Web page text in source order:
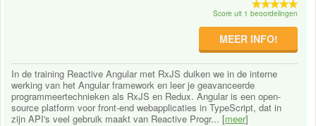
Score uit 1 beoordelingen
MEER INFO!
In de training Reactive Angular met RxJS duiken we in de interne
werking van het Angular framework en leer je geavanceerde
programmeertechnieken als RxJS en Redux. Angular is een open-
source platform voor front-end webapplicaties in TypeScript, dat in
zijn API's veel gebruik maakt van Reactive Progr... [meer]